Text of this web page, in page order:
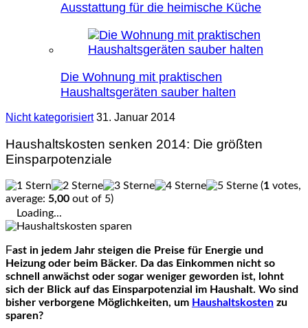
Ausstattung für die heimische Küche
Die Wohnung mit praktischen
Haushaltsgeräten sauber halten
Nicht kategorisiert 31. Januar 2014
Haushaltskosten senken 2014: Die größten
Einsparpotenziale
(1 votes,
average: 5,00 out of 5)
Loading...
Fast in jedem Jahr steigen die Preise für Energie und
Heizung oder beim Bäcker. Da das Einkommen nicht so
schnell anwächst oder sogar weniger geworden ist, lohnt
sich der Blick auf das Einsparpotenzial im Haushalt. Wo sind
bisher verborgene Möglichkeiten, um Haushaltskosten zu
sparen?